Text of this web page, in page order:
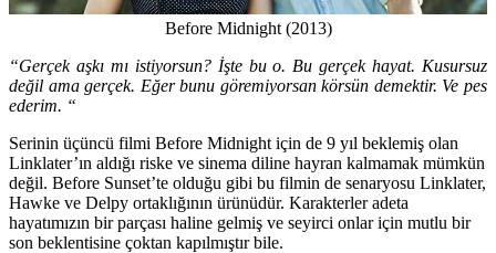
Before Midnight (2013)
“Gerçek aşkı mı istiyorsun? İşte bu o. Bu gerçek hayat. Kusursuz
değil ama gerçek. Eğer bunu göremiyorsan körsün demektir. Ve pes
ederim. “
Serinin üçüncü filmi Before Midnight için de 9 yıl beklemiş olan
Linklater’ın aldığı riske ve sinema diline hayran kalmamak mümkün
değil. Before Sunset’te olduğu gibi bu filmin de senaryosu Linklater,
Hawke ve Delpy ortaklığının ürünüdür. Karakterler adeta
hayatımızın bir parçası haline gelmiş ve seyirci onlar için mutlu bir
son beklentisine çoktan kapılmıştır bile.